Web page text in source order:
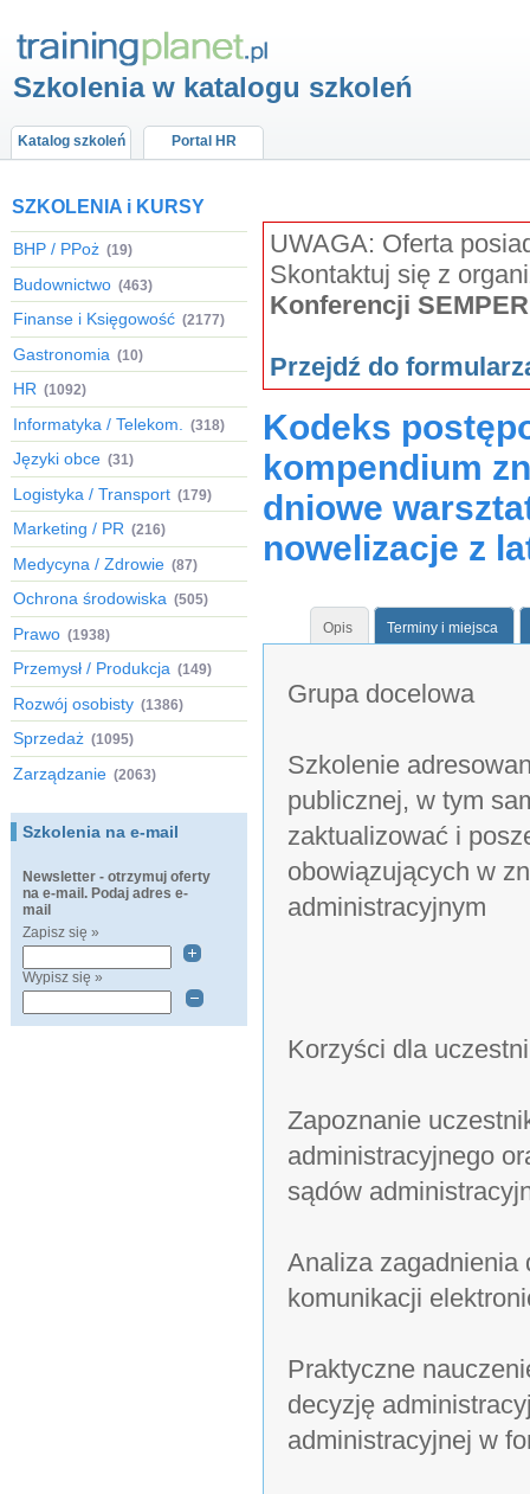
Szkolenia w katalogu szkoleń
Katalog szkoleń Portal HR
SZKOLENIA i KURSY
BHP / PPoż (19)
Budownictwo (463)
Finanse i Księgowość (2177)
Gastronomia (10)
HR (1092)
Informatyka / Telekom. (318)
Języki obce (31)
Logistyka / Transport (179)
Marketing / PR (216)
Medycyna / Zdrowie (87)
Ochrona środowiska (505)
Prawo (1938)
Przemysł / Produkcja (149)
Rozwój osobisty (1386)
Sprzedaż (1095)
Zarządzanie (2063)
Szkolenia na e-mail
Newsletter - otrzymuj oferty
na e-mail. Podaj adres e-
mail
Zapisz się »
Wypisz się »
UWAGA: Oferta
Skontaktuj się z
Konferencji SEMPER
Przejdź do
Kodeks
kompendium
dniowe
nowelizacje z
Opis Terminy i miejsca
Grupa docelowa
Szkolenie
publicznej, w tym
zaktualizować i
obowiązujących w
administracyjnym
Korzyści dla
Zapoznanie
administracyjnego
sądów
Analiza zagadnienia
komunikacji
Praktyczne
decyzję
administracyjnej w